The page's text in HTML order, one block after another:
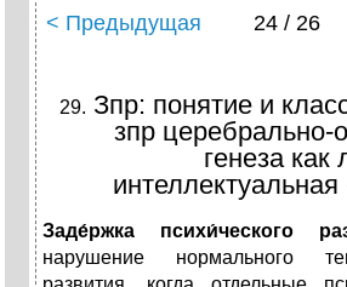
< Предыдущая 24 / 26
Зпр: понятие и
зпр церебрально-
генеза как
Заде́ржка психи́ческого
нарушение нормального